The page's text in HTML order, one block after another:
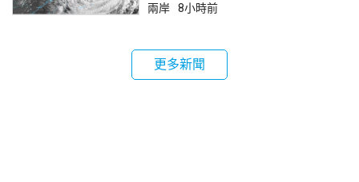
兩岸 8小時前
更多新聞